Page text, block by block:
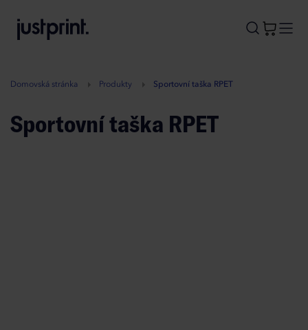
A
Domovská stránka Produkty Sportovní taška RPET
Sportovní taška RPET